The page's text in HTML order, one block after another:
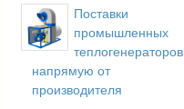
Поставки
промышленных
теплогенераторов
напрямую от
производителя